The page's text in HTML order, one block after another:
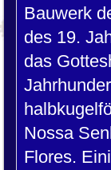
Bauwerk
des 19.
das
Nossa
Flores.